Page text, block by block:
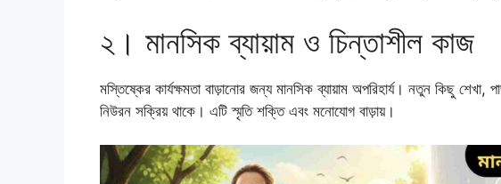
২। মানসিক ব্যায়াম ও চিন্তাশীল কাজ
মস্তিষ্কের কার্যক্ষমতা বাড়ানোর জন্য মানসিক ব্যায়াম অপরিহার্য। নতুন কিছু শেখা,
নিউরন সক্রিয় থাকে। এটি স্মৃতি শক্তি এবং মনোযোগ বাড়ায়।